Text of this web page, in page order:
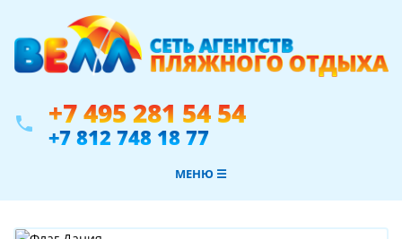
phone +7 495 281 54 54
+7 812 748 18 77
МЕНЮ ☰